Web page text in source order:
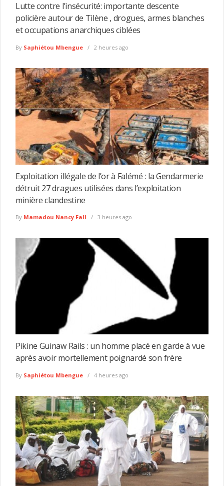
Lutte contre l’insécurité: importante descente
policière autour de Tilène , drogues, armes blanches
et occupations anarchiques ciblées
By Saphiétou Mbengue 2 heures ago
Exploitation illégale de l’or à Falémé : la Gendarmerie
détruit 27 dragues utilisées dans l’exploitation
minière clandestine
By Mamadou Nancy Fall 3 heures ago
Pikine Guinaw Rails : un homme placé en garde à vue
après avoir mortellement poignardé son frère
By Saphiétou Mbengue 4 heures ago